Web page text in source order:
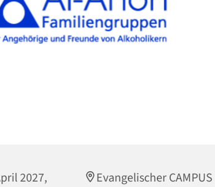
2027,
Evangelischer CAMPUS